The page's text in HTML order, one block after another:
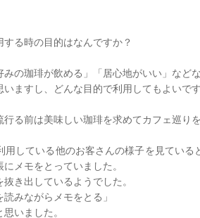
る時の目的はなんですか？
の珈琲が飲める」「居心地がいい」などな
ますし、どんな目的で利用してもよいです
る前は美味しい珈琲を求めてカフェ巡り
している他のお客さんの様子を見てい
メモをとっていました。
き出しているようでした。
みながらメモをとる」
いました。